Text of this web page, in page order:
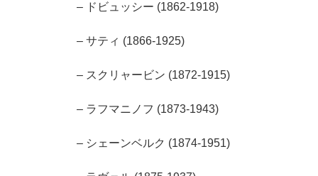
– ドビュッシー (1862-1918)
– サティ (1866-1925)
– スクリャービン (1872-1915)
– ラフマニノフ (1873-1943)
– シェーンベルク (1874-1951)